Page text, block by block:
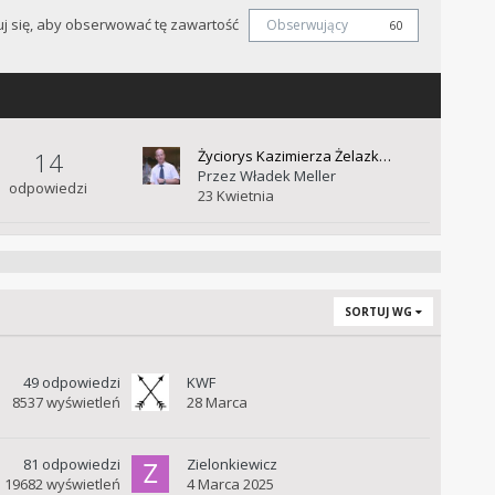
się, aby obserwować tę zawartość Obserwujący 60
14
odpowiedzi
Życiorys Kazimierza Żelazk…
Przez Władek Meller
23 Kwietnia
SORTUJ WG
49 odpowiedzi
8537wyświetleń
KWF
28 Marca
81 odpowiedzi
19682wyświetleń
Zielonkiewicz
4 Marca 2025